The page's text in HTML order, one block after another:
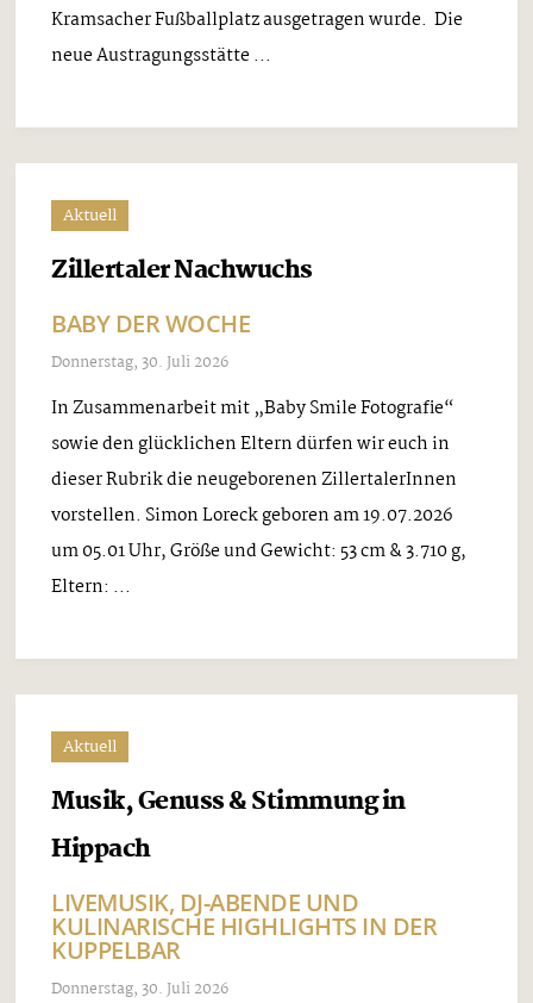
Kramsacher Fußballplatz ausgetragen wurde. Die
neue Austragungsstätte ...
Aktuell
Zillertaler Nachwuchs
BABY DER WOCHE
Donnerstag, 30. Juli 2026
In Zusammenarbeit mit „Baby Smile Fotografie“
sowie den glücklichen Eltern dürfen wir euch in
dieser Rubrik die neugeborenen ZillertalerInnen
vorstellen. Simon Loreck geboren am 19.07.2026
um 05.01 Uhr, Größe und Gewicht: 53 cm & 3.710 g,
Eltern: ...
Aktuell
Musik, Genuss & Stimmung in
Hippach
LIVEMUSIK, DJ-ABENDE UND
KULINARISCHE HIGHLIGHTS IN DER
KUPPELBAR
Donnerstag, 30. Juli 2026